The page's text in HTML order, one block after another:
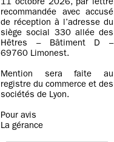
11 octobre 2026, par lettre
recommandée avec accusé
de réception à l’adresse du
siège social 330 allée des
Hêtres – Bâtiment D –
69760 Limonest.
Mention sera faite au
registre du commerce et des
sociétés de Lyon.
Pour avis
La gérance